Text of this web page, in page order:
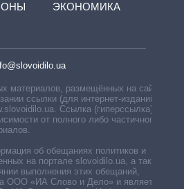
ЭКОНОМИКА
материалов, размещённых на сайте,
ссылки (для интернет-изданий —
Ссылка (гиперссылка)
от полного либо частичного
об обещаниях политиков и
на портале slovoidilo.ua, а также
выполнения этих обещаний,
ООО «ИА Слово и Дело» и является